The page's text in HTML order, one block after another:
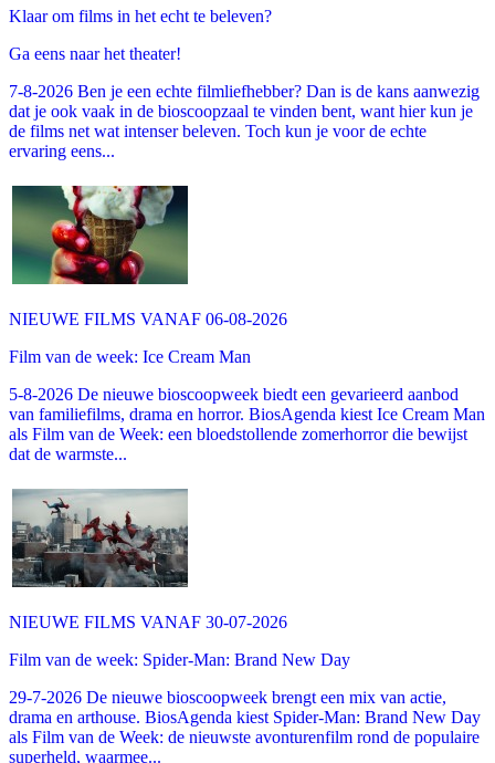
Klaar om films in het echt te beleven?
Ga eens naar het theater!
7-8-2026 Ben je een echte filmliefhebber? Dan is de kans aanwezig
dat je ook vaak in de bioscoopzaal te vinden bent, want hier kun je
de films net wat intenser beleven. Toch kun je voor de echte
ervaring eens...
NIEUWE FILMS VANAF 06-08-2026
Film van de week: Ice Cream Man
5-8-2026 De nieuwe bioscoopweek biedt een gevarieerd aanbod
van familiefilms, drama en horror. BiosAgenda kiest Ice Cream Man
als Film van de Week: een bloedstollende zomerhorror die bewijst
dat de warmste...
NIEUWE FILMS VANAF 30-07-2026
Film van de week: Spider-Man: Brand New Day
29-7-2026 De nieuwe bioscoopweek brengt een mix van actie,
drama en arthouse. BiosAgenda kiest Spider-Man: Brand New Day
als Film van de Week: de nieuwste avonturenfilm rond de populaire
superheld, waarmee...